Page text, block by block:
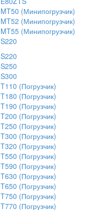
MT50 (Минипогрузчик)
MT52 (Минипогрузчик)
MT55 (Минипогрузчик)
S220
S220
S250
S300
T110 (Погрузчик)
T180 (Погрузчик)
T190 (Погрузчик)
T200 (Погрузчик)
T250 (Погрузчик)
T300 (Погрузчик)
T320 (Погрузчик)
T550 (Погрузчик)
T590 (Погрузчик)
T630 (Погрузчик)
T650 (Погрузчик)
T750 (Погрузчик)
T770 (Погрузчик)